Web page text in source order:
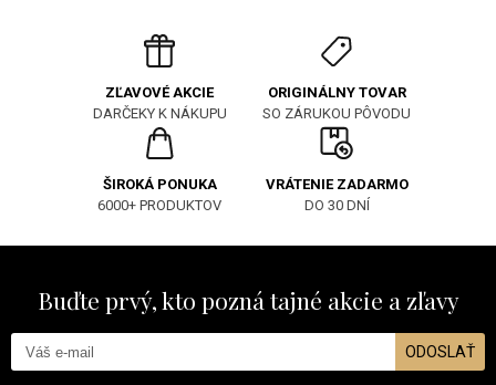
ZĽAVOVÉ AKCIE
DARČEKY K NÁKUPU
ORIGINÁLNY TOVAR
SO ZÁRUKOU PÔVODU
ŠIROKÁ PONUKA
6000+ PRODUKTOV
VRÁTENIE ZADARMO
DO 30 DNÍ
Buďte prvý, kto pozná tajné akcie a zľavy
ODOSLAŤ